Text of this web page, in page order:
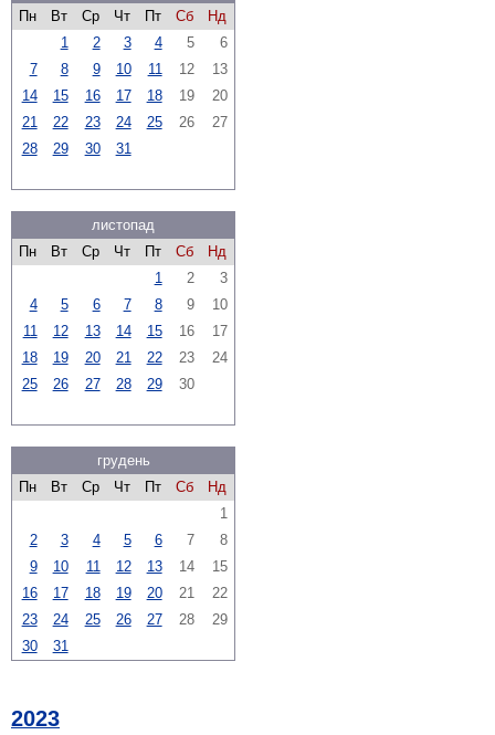
Пн
Вт Ср Чт Пт Сб
Нд
1
2 3 4 5
6
7
8 9 10 11 12
13
14
15 16 17 18 19
20
21
22 23 24 25 26
27
28
29 30 31
листопад
Пн
Вт Ср Чт Пт Сб
Нд
1
2
3
4
5 6 7 8 9
10
11
12 13 14 15 16
17
18
19 20 21 22 23
24
25
26 27 28 29 30
грудень
Пн
Вт Ср Чт Пт Сб
Нд
1
2
3 4 5 6 7
8
9
10 11 12 13 14
15
16
17 18 19 20 21
22
23
24 25 26 27 28
29
30
31
2023